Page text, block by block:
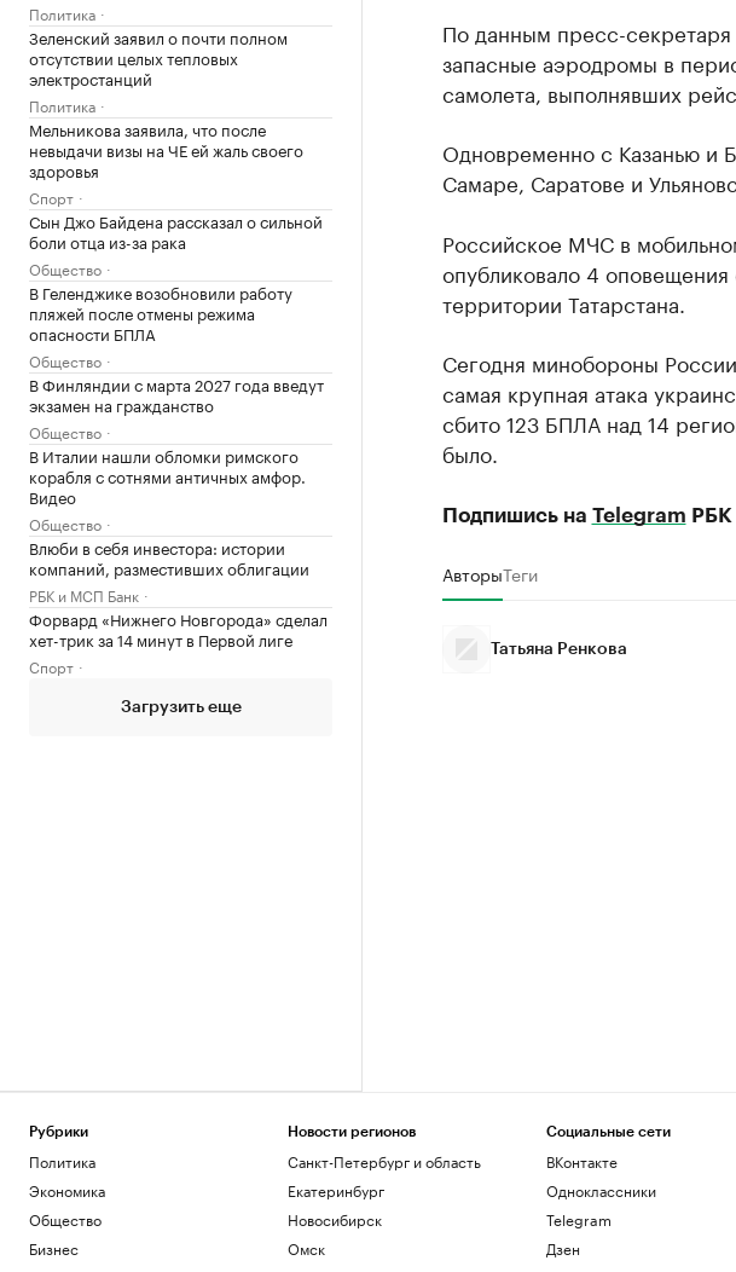
Политика
Зеленский заявил о почти полном
отсутствии целых тепловых
электростанций
Политика
Мельникова заявила, что после
невыдачи визы на ЧЕ ей жаль своего
здоровья
Спорт
Сын Джо Байдена рассказал о сильной
боли отца из-за рака
Общество
В Геленджике возобновили работу
пляжей после отмены режима
опасности БПЛА
Общество
В Финляндии с марта 2027 года введут
экзамен на гражданство
Общество
В Италии нашли обломки римского
корабля с сотнями античных амфор.
Видео
Общество
Влюби в себя инвестора: истории
компаний, разместивших облигации
РБК и МСП Банк
Форвард «Нижнего Новгорода» сделал
хет-трик за 14 минут в Первой лиге
Спорт
Загрузить еще
По данным пресс-
запасные аэродромы в
самолета, выполнявших
Одновременно с Казанью и
Самаре, Саратове и
Российское МЧС в
опубликовало 4 оповещения
территории Татарстана.
Сегодня минобороны
самая крупная атака
сбито 123 БПЛА над 14
было.
Подпишись на Telegram РБК
АвторыТеги
Татьяна Ренкова
Рубрики
Политика
Экономика
Общество
Бизнес
Новости регионов
Санкт-Петербург и область
Екатеринбург
Новосибирск
Омск
Социальные сети
ВКонтакте
Одноклассники
Telegram
Дзен